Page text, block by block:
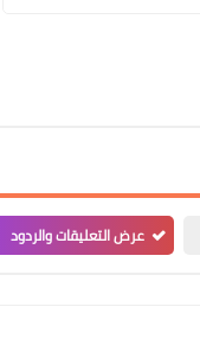
عرض التعليقات والردود